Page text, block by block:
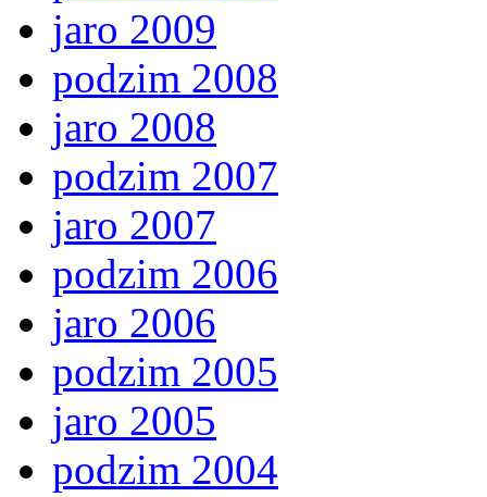
jaro 2009
podzim 2008
jaro 2008
podzim 2007
jaro 2007
podzim 2006
jaro 2006
podzim 2005
jaro 2005
podzim 2004